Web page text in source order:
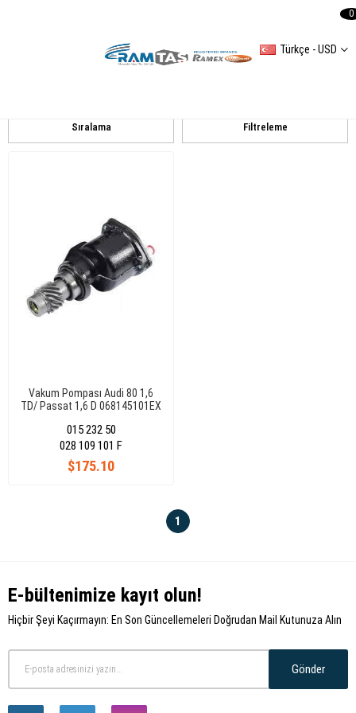
Türkçe - USD
0
Filtreleme
Sıralama
Vakum Pompası Audi 80 1,6
TD/ Passat 1,6 D 068145101EX
015 232 50
$175.10
028 109 101 F
1
E-bültenimize kayıt olun!
Hiçbir Şeyi Kaçırmayın: En Son Güncellemeleri Doğrudan Mail Kutunuza Alın
Gönder